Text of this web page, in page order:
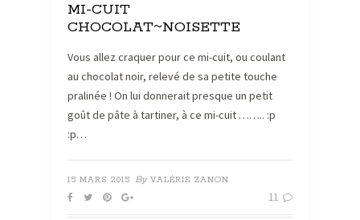
MI-CUIT
CHOCOLAT~NOISETTE
Vous allez craquer pour ce mi-cuit, ou coulant
au chocolat noir, relevé de sa petite touche
pralinée ! On lui donnerait presque un petit
goût de pâte à tartiner, à ce mi-cuit …….. :p
:p…
15 MARS 2015 By VALÉRIE ZANON
11